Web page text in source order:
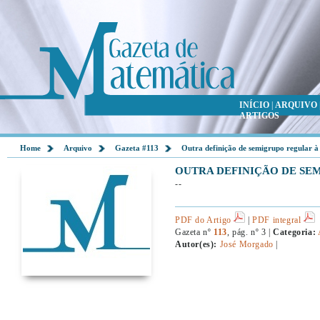
INÍCIO ARQUIVO
ARTIGOS
Home Arquivo Gazeta #113 Outra definição de semigrupo regular à
OUTRA DEFINIÇÃO DE
--
PDF do Artigo |PDF integral
Gazeta nº 113, pág. nº 3 |Categoria:
Autor(es): José Morgado